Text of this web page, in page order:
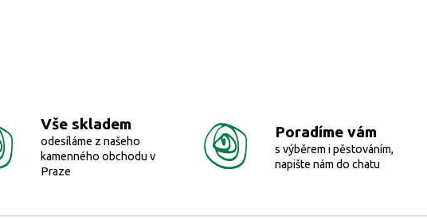
Vše skladem
odesíláme z našeho
kamenného obchodu v
Praze
Poradíme vám
s výběrem i pěstováním,
napište nám do chatu